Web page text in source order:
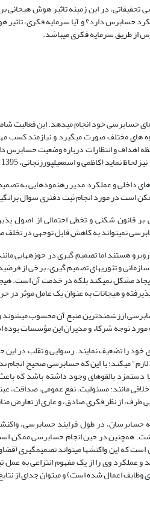
تحقیقاتی، در این زمینه تاثیر هوش
حسابرس دارد؟ و آیا سرمایه فکری،
از طریق سرمایه فکری می­باشد.
حسابرسی خود انجام می­دهد. این فعالیت
مختلف صورت می­گیرد و نیازمند کسب
اهداف و انتظارات درباره وضعیت حسابرس
نماید (کاظمی و اسمعیل­پورزنجانی، 1395).
داخلی و عملکرد مدیر رهنمودهایی به
است در مورد انجام ثبت دفتری سوال
بر قانون شکنی و تخطی احتمالی از
هستند اما تصمیم گیری در حوزه­هایی
مشکل نمی­کند بلکه در خدمت آن است.
و هیجانات به عنوان یک عامل موثر در
ارزشمندترین منبع آن محسوب می­شوند
مورد توجه شرکاء و مدیران این مؤسسات
می­کند؛ با این که حسابرسی صحیح
یا دستمزد بالقوه­ای وجود داشته باشد
مانند: مسئولیت، نفع عمومی، صداقت،
از نظر فکری صادق، و عاری از تعارض منافع
که حسابرسان، در طول فرایند حسابرسی،
همچنین در حین انجام حسابرسی ممکن
که این واکنش­ها می­تواند تصمیم­گیری
وی را از یک مفهوم انتزاعی به عمل
اعمال شده است) و می­توان جدای از